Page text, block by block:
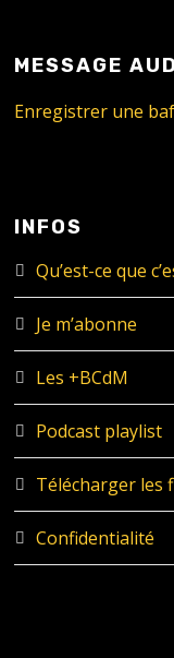
MESSAGE
Enregistrer une
INFOS
Qu’est-ce que
Je m’abonne
Les +BCdM
Podcast playlist
Télécharger les
Confidentialité